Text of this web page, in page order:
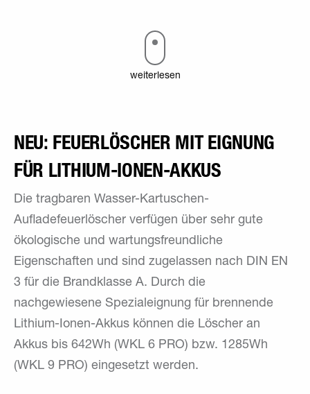
weiterlesen
NEU: FEUERLÖSCHER MIT EIGNUNG
FÜR LITHIUM-IONEN-AKKUS
Die tragbaren Wasser-Kartuschen-
Aufladefeuerlöscher verfügen über sehr gute
ökologische und wartungsfreundliche
Eigenschaften und sind zugelassen nach DIN EN
3 für die Brandklasse A. Durch die
nachgewiesene Spezialeignung für brennende
Lithium-Ionen-Akkus können die Löscher an
Akkus bis 642Wh (WKL 6 PRO) bzw. 1285Wh
(WKL 9 PRO) eingesetzt werden.